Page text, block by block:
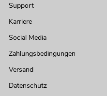
Support
Karriere
Social Media
Zahlungsbedingungen
Versand
Datenschutz